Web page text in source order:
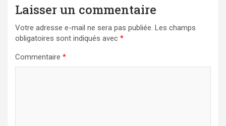
Laisser un commentaire
Votre adresse e-mail ne sera pas publiée. Les champs
obligatoires sont indiqués avec *
Commentaire *